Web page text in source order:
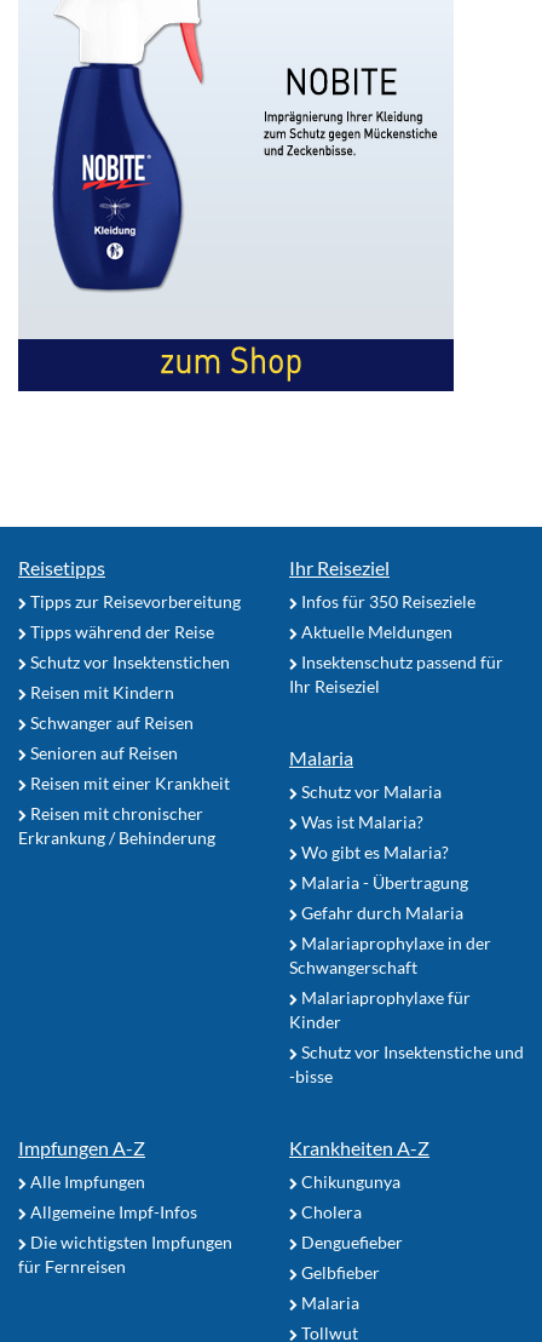
Reisetipps
Tipps zur Reisevorbereitung
Tipps während der Reise
Schutz vor Insektenstichen
Reisen mit Kindern
Schwanger auf Reisen
Senioren auf Reisen
Reisen mit einer Krankheit
Reisen mit chronischer
Erkrankung / Behinderung
Ihr Reiseziel
Infos für 350 Reiseziele
Aktuelle Meldungen
Insektenschutz passend für
Ihr Reiseziel
Malaria
Schutz vor Malaria
Was ist Malaria?
Wo gibt es Malaria?
Malaria - Übertragung
Gefahr durch Malaria
Malariaprophylaxe in der
Schwangerschaft
Malariaprophylaxe für
Kinder
Schutz vor Insektenstiche und
-bisse
Impfungen A-Z
Alle Impfungen
Allgemeine Impf-Infos
Die wichtigsten Impfungen
für Fernreisen
Krankheiten A-Z
Chikungunya
Cholera
Denguefieber
Gelbfieber
Malaria
Tollwut